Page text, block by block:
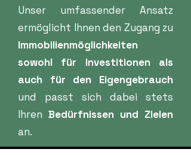
Unser umfassender Ansatz
ermöglicht Ihnen den Zugang zu
Immobilienmöglichkeiten
sowohl für Investitionen als
auch für den Eigengebrauch
und passt sich dabei stets
Ihren Bedürfnissen und Zielen
an.